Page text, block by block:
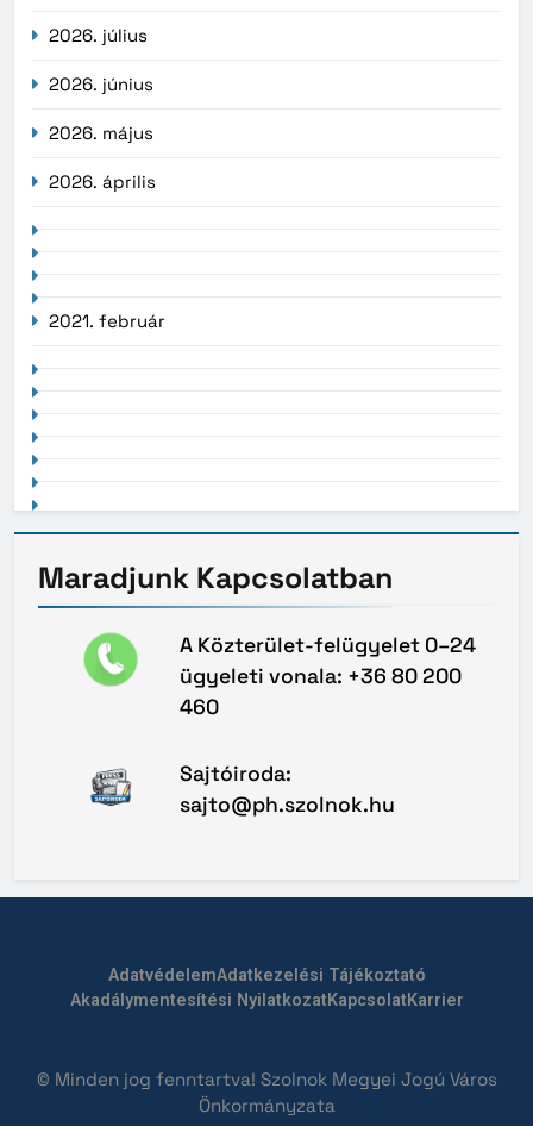
2026. július
2026. június
2026. május
2026. április
2021. február
Maradjunk Kapcsolatban
A Közterület-felügyelet 0–24
ügyeleti vonala: +36 80 200
460
Sajtóiroda:
sajto@ph.szolnok.hu
AdatvédelemAdatkezelési Tájékoztató
Akadálymentesítési NyilatkozatKapcsolatKarrier
© Minden jog fenntartva! Szolnok Megyei Jogú Város
Önkormányzata